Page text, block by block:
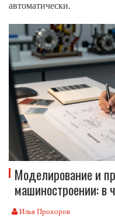
автоматически.
Моделирование и
машиностроении: в
оба этапа
Илья Прохоров